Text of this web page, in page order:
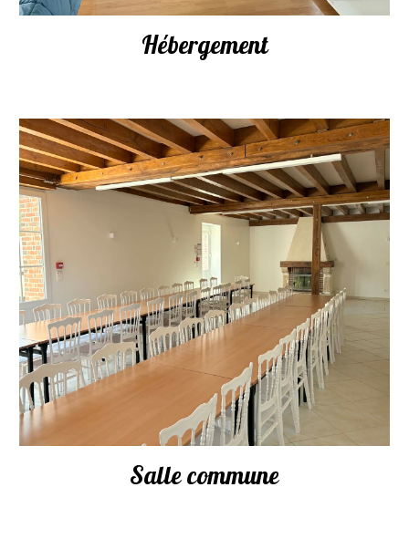
Hébergement
Salle commune